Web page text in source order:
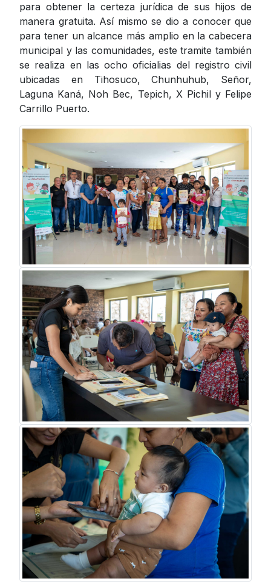
para obtener la certeza jurídica de sus hijos de
manera gratuita. Así mismo se dio a conocer que
para tener un alcance más amplio en la cabecera
municipal y las comunidades, este tramite también
se realiza en las ocho oficialias del registro civil
ubicadas en Tihosuco, Chunhuhub, Señor,
Laguna Kaná, Noh Bec, Tepich, X Pichil y Felipe
Carrillo Puerto.